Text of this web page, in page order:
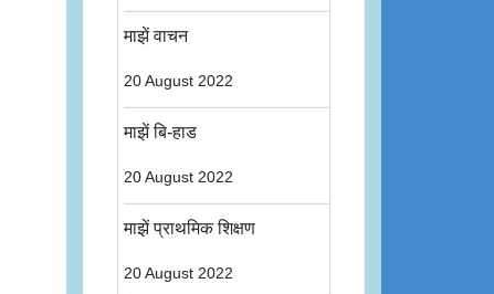
माझें वाचन
20 August 2022
माझें बि-हाड
20 August 2022
माझें प्राथमिक शिक्षण
20 August 2022